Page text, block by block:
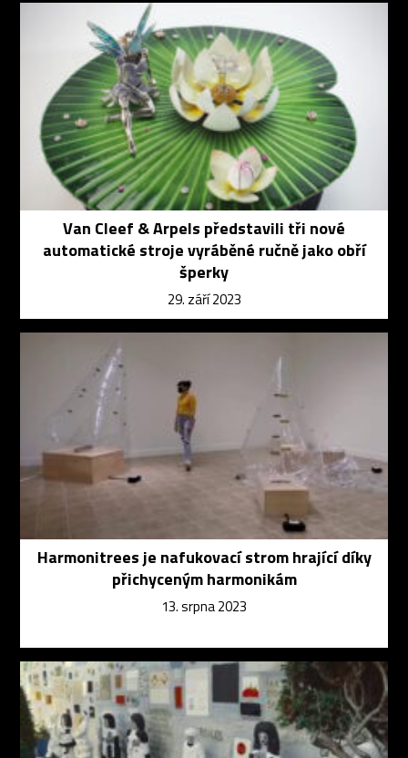
Van Cleef & Arpels představili tři nové
automatické stroje vyráběné ručně jako obří
šperky
29. září 2023
Harmonitrees je nafukovací strom hrající díky
přichyceným harmonikám
13. srpna 2023